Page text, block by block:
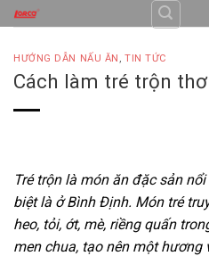
Skip
to
content
HƯỚNG DẪN NẤU ĂN ,TIN TỨC
Cách làm tré trộn
Tré trộn là món ăn đặc sản
biệt là ở Bình Định. Món tré
heo, tỏi, ớt, mè, riềng quấn
men chua, tạo nên một hương